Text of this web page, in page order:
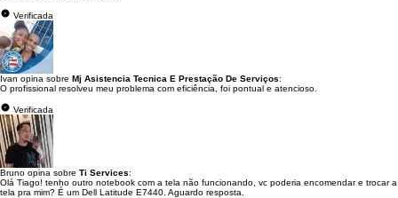
Verificada
Ivan opina sobre Mj Asistencia Tecnica E Prestação De Serviços:
O profissional resolveu meu problema com eficiência, foi pontual e atencioso.
Verificada
Bruno opina sobre Ti Services:
Olá Tiago! tenho outro notebook com a tela não funcionando, vc poderia encomendar e trocar a
tela pra mim? É um Dell Latitude E7440. Aguardo resposta.